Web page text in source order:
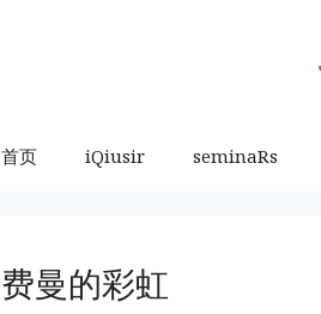
首页 iQiusir seminaRs
费曼的彩虹